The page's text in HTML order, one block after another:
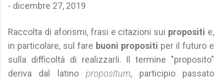
- dicembre 27, 2019
Raccolta di aforismi, frasi e citazioni sui propositi e,
in particolare, sul fare buoni propositi per il futuro e
sulla difficoltà di realizzarli. Il termine "proposito"
deriva dal latinoproposĭtum, participio passato